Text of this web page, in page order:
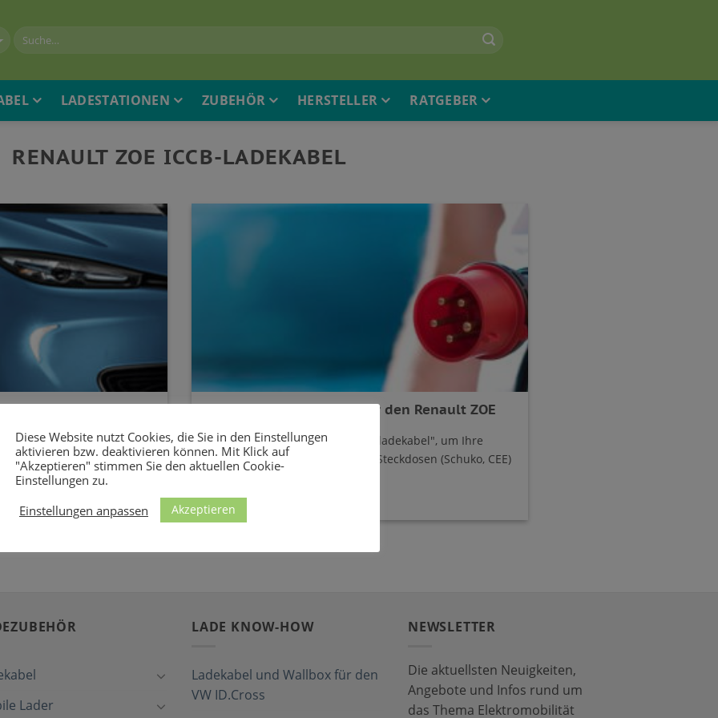
LADESTATIONEN ZUBEHÖR HERSTELLER RATGEBER
RENAULT ZOE ICCB-LADEKABEL
Sie Ihren Renault
ZOE Je nach Modell,
Steckdosen-Ladekabel für den Renault ZOE
Hier finden Sie sogenannte "Notladekabel", um Ihre
Renault Zoe an herkömmlichen Steckdosen (Schuko, CEE)
12 COMMENTS
Lader
LADE KNOW-HOW
Ladekabel und Wallbox für den
VW ID.Cross
NEWSLETTER
Die aktuellsten Neuigkeiten,
Angebote und Infos rund um
das Thema Elektromobilität
Diese Website nutzt Cookies, die Sie in den Einstellungen
aktivieren bzw. deaktivieren können. Mit Klick auf
"Akzeptieren" stimmen Sie den aktuellen Cookie-
Einstellungen zu.
Einstellungen anpassen
Akzeptieren